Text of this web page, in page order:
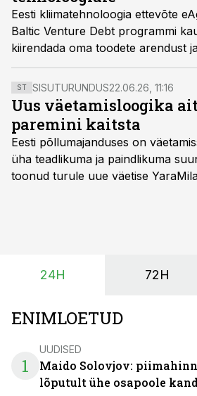
Eesti kliimatehnoloogia ettevõte
Baltic Venture Debt programmi
kiirendada oma toodete arendust
turgudele Euroopas ja Aafrikas.
ST SISUTURUNDUS22.06.26, 11:16
Uus väetamisloogika
paremini kaitsta
Eesti põllumajanduses on
üha teadlikuma ja paindlikuma
toonud turule uue väetise
24H 72H
ENIMLOETUD
1
UUDISED
Maido Solovjov:
lõputult ühe osapoole